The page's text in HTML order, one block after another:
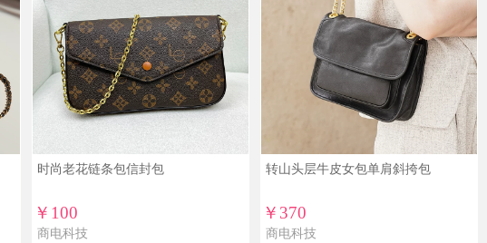
时尚老花链条包信封包
￥100
商电科技
转山头层牛皮女包单肩斜挎包
￥370
商电科技